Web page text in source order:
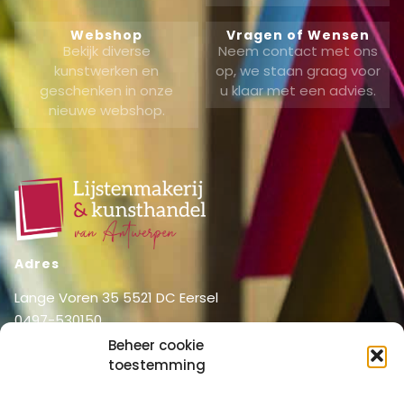
Beheer cookie
toestemming
Webshop
Bekijk diverse
kunstwerken en
geschenken in onze
nieuwe webshop.
Vragen of Wensen
Neem contact met ons
op, we staan graag voor
u klaar met een advies.
Adres
Lange Voren 35 5521 DC Eersel
0497-530150
info@lijstenmakerij vanantwerpen.nl